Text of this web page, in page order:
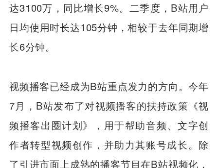
达3100万，同比增长9%。二季度，B站用户
日均使用时长达105分钟，相较于去年同期增
长6分钟。
视频播客已经成为B站重点发力的方向。今年
7月，B站发布了对视频播客的扶持政策《视
频播客出圈计划》，用于帮助音频、文字创
作者转型视频创作，并助力其账号成长。除
了引进市面上成熟的播客节目在B站视频化，